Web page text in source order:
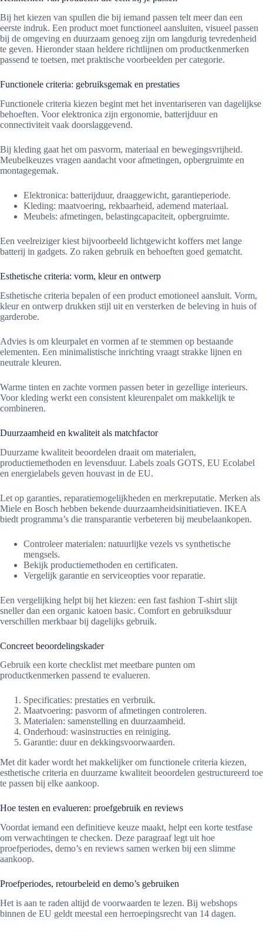
Bij het kiezen van spullen die bij iemand passen telt meer dan een
eerste indruk. Een product moet functioneel aansluiten, visueel passen
bij de omgeving en duurzaam genoeg zijn om langdurig tevredenheid
te geven. Hieronder staan heldere richtlijnen om productkenmerken
passend te toetsen, met praktische voorbeelden per categorie.
Functionele criteria: gebruiksgemak en prestaties
Functionele criteria kiezen begint met het inventariseren van dagelijkse
behoeften. Voor elektronica zijn ergonomie, batterijduur en
connectiviteit vaak doorslaggevend.
Bij kleding gaat het om pasvorm, materiaal en bewegingsvrijheid.
Meubelkeuzes vragen aandacht voor afmetingen, opbergruimte en
montagegemak.
Elektronica: batterijduur, draaggewicht, garantieperiode.
Kleding: maatvoering, rekbaarheid, ademend materiaal.
Meubels: afmetingen, belastingcapaciteit, opbergruimte.
Een veelreiziger kiest bijvoorbeeld lichtgewicht koffers met lange
batterij in gadgets. Zo raken gebruik en behoeften goed gematcht.
Esthetische criteria: vorm, kleur en ontwerp
Esthetische criteria bepalen of een product emotioneel aansluit. Vorm,
kleur en ontwerp drukken stijl uit en versterken de beleving in huis of
garderobe.
Advies is om kleurpalet en vormen af te stemmen op bestaande
elementen. Een minimalistische inrichting vraagt strakke lijnen en
neutrale kleuren.
Warme tinten en zachte vormen passen beter in gezellige interieurs.
Voor kleding werkt een consistent kleurenpalet om makkelijk te
combineren.
Duurzaamheid en kwaliteit als matchfactor
Duurzame kwaliteit beoordelen draait om materialen,
productiemethoden en levensduur. Labels zoals GOTS, EU Ecolabel
en energielabels geven houvast in de EU.
Let op garanties, reparatiemogelijkheden en merkreputatie. Merken als
Miele en Bosch hebben bekende duurzaamheidsinitiatieven. IKEA
biedt programma’s die transparantie verbeteren bij meubelaankopen.
Controleer materialen: natuurlijke vezels vs synthetische
mengsels.
Bekijk productiemethoden en certificaten.
Vergelijk garantie en serviceopties voor reparatie.
Een vergelijking helpt bij het kiezen: een fast fashion T-shirt slijt
sneller dan een organic katoen basic. Comfort en gebruiksduur
verschillen merkbaar bij dagelijks gebruik.
Concreet beoordelingskader
Gebruik een korte checklist met meetbare punten om
productkenmerken passend te evalueren.
Specificaties: prestaties en verbruik.
Maatvoering: pasvorm of afmetingen controleren.
Materialen: samenstelling en duurzaamheid.
Onderhoud: wasinstructies en reiniging.
Garantie: duur en dekkingsvoorwaarden.
Met dit kader wordt het makkelijker om functionele criteria kiezen,
esthetische criteria en duurzame kwaliteit beoordelen gestructureerd toe
te passen bij elke aankoop.
Hoe testen en evalueren: proefgebruik en reviews
Voordat iemand een definitieve keuze maakt, helpt een korte testfase
om verwachtingen te checken. Deze paragraaf legt uit hoe
proefperiodes, demo’s en reviews samen werken bij een slimme
aankoop.
Proefperiodes, retourbeleid en demo’s gebruiken
Het is aan te raden altijd de voorwaarden te lezen. Bij webshops
binnen de EU geldt meestal een herroepingsrecht van 14 dagen.